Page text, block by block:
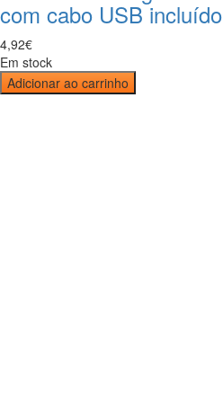
com cabo USB incluído
4,92€
Em stock
Adicionar ao carrinho